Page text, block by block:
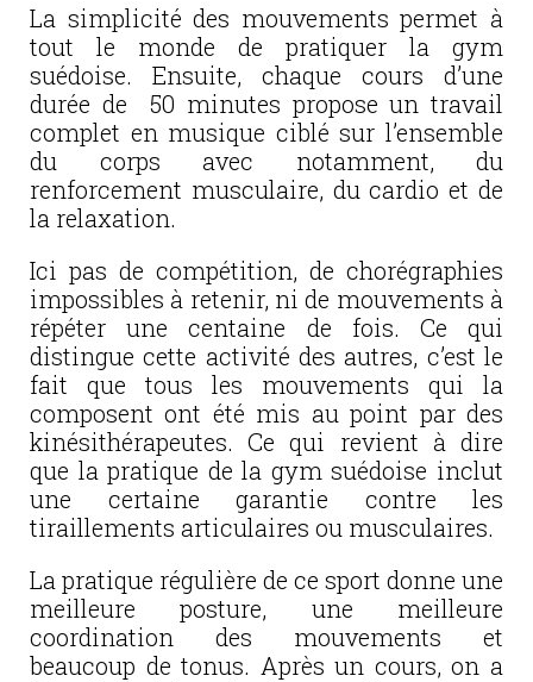
La simplicité des mouvements permet à
tout le monde de pratiquer la gym
suédoise. Ensuite, chaque cours d’une
durée de 50 minutes propose un travail
complet en musique ciblé sur l’ensemble
du corps avec notamment, du
renforcement musculaire, du cardio et de
la relaxation.
Ici pas de compétition, de chorégraphies
impossibles à retenir, ni de mouvements à
répéter une centaine de fois. Ce qui
distingue cette activité des autres, c’est le
fait que tous les mouvements qui la
composent ont été mis au point par des
kinésithérapeutes. Ce qui revient à dire
que la pratique de la gym suédoise inclut
une certaine garantie contre les
tiraillements articulaires ou musculaires.
La pratique régulière de ce sport donne une
meilleure posture, une meilleure
coordination des mouvements et
beaucoup de tonus. Après un cours, on a